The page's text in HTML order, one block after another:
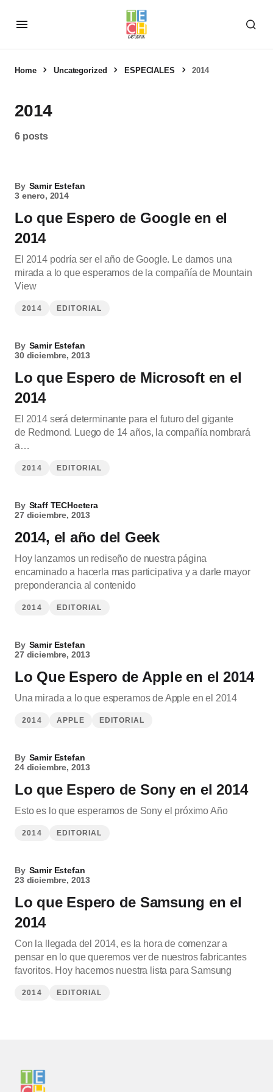
Home Uncategorized ESPECIALES 2014
2014
6 posts
By Samir Estefan
3 enero, 2014
Lo que Espero de Google en el
2014
El 2014 podría ser el año de Google. Le damos una
mirada a lo que esperamos de la compañía de Mountain
View
2014 EDITORIAL
By Samir Estefan
30 diciembre, 2013
Lo que Espero de Microsoft en el
2014
El 2014 será determinante para el futuro del gigante
de Redmond. Luego de 14 años, la compañía nombrará
a…
2014 EDITORIAL
By Staff TECHcetera
27 diciembre, 2013
2014, el año del Geek
Hoy lanzamos un rediseño de nuestra página
encaminado a hacerla mas participativa y a darle mayor
preponderancia al contenido
2014 EDITORIAL
By Samir Estefan
27 diciembre, 2013
Lo Que Espero de Apple en el 2014
Una mirada a lo que esperamos de Apple en el 2014
2014 APPLE EDITORIAL
By Samir Estefan
24 diciembre, 2013
Lo que Espero de Sony en el 2014
Esto es lo que esperamos de Sony el próximo Año
2014 EDITORIAL
By Samir Estefan
23 diciembre, 2013
Lo que Espero de Samsung en el
2014
Con la llegada del 2014, es la hora de comenzar a
pensar en lo que queremos ver de nuestros fabricantes
favoritos. Hoy hacemos nuestra lista para Samsung
2014 EDITORIAL